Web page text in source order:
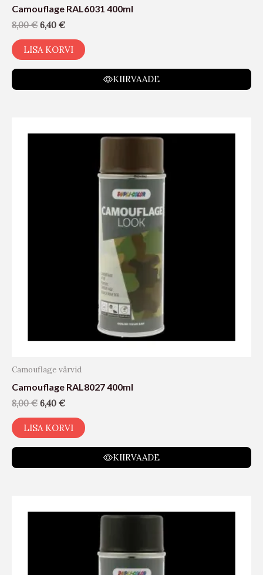
Camouflage RAL6031 400ml
8,00€ 6,40 €
LISA KORVI
KIIRVAADE
Camouflage värvid
Camouflage RAL8027 400ml
8,00€ 6,40 €
LISA KORVI
KIIRVAADE